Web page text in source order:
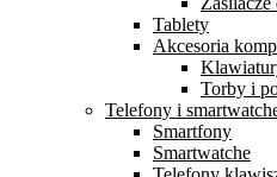
Tablety
Akcesoria
Torby i
Telefony i
Smartfony
Smartwatche